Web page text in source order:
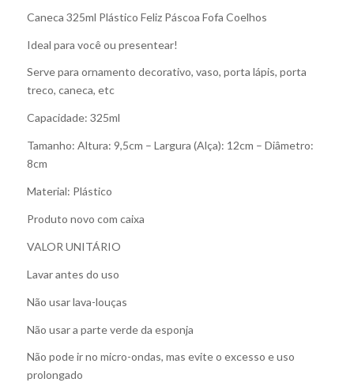
Caneca 325ml Plástico Feliz Páscoa Fofa Coelhos
Ideal para você ou presentear!
Serve para ornamento decorativo, vaso, porta lápis, porta
treco, caneca, etc
Capacidade: 325ml
Tamanho: Altura: 9,5cm – Largura (Alça): 12cm – Diâmetro:
8cm
Material: Plástico
Produto novo com caixa
VALOR UNITÁRIO
Lavar antes do uso
Não usar lava-louças
Não usar a parte verde da esponja
Não pode ir no micro-ondas, mas evite o excesso e uso
prolongado